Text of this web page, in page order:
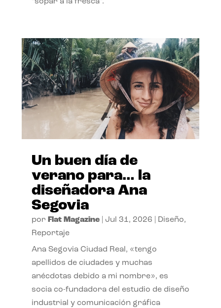
“sopar a la fresca”.
Un buen día de
verano para… la
diseñadora Ana
Segovia
por Flat Magazine| Jul 31, 2026 Diseño,
Reportaje
Ana Segovia Ciudad Real, «tengo
apellidos de ciudades y muchas
anécdotas debido a mi nombre», es
socia co-fundadora del estudio de diseño
industrial y comunicación gráfica